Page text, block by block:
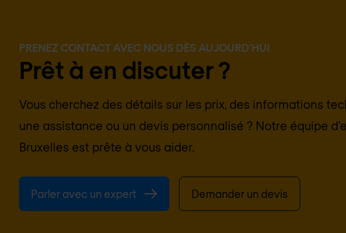
PRENEZ CONTACT AVEC NOUS DÈS AUJOURD'HUI
Prêt à en discuter ?
Vous cherchez des détails sur les prix, des informations
une assistance ou un devis personnalisé ? Notre équipe
Bruxelles est prête à vous aider.
Parler avec un expert Demander un devis